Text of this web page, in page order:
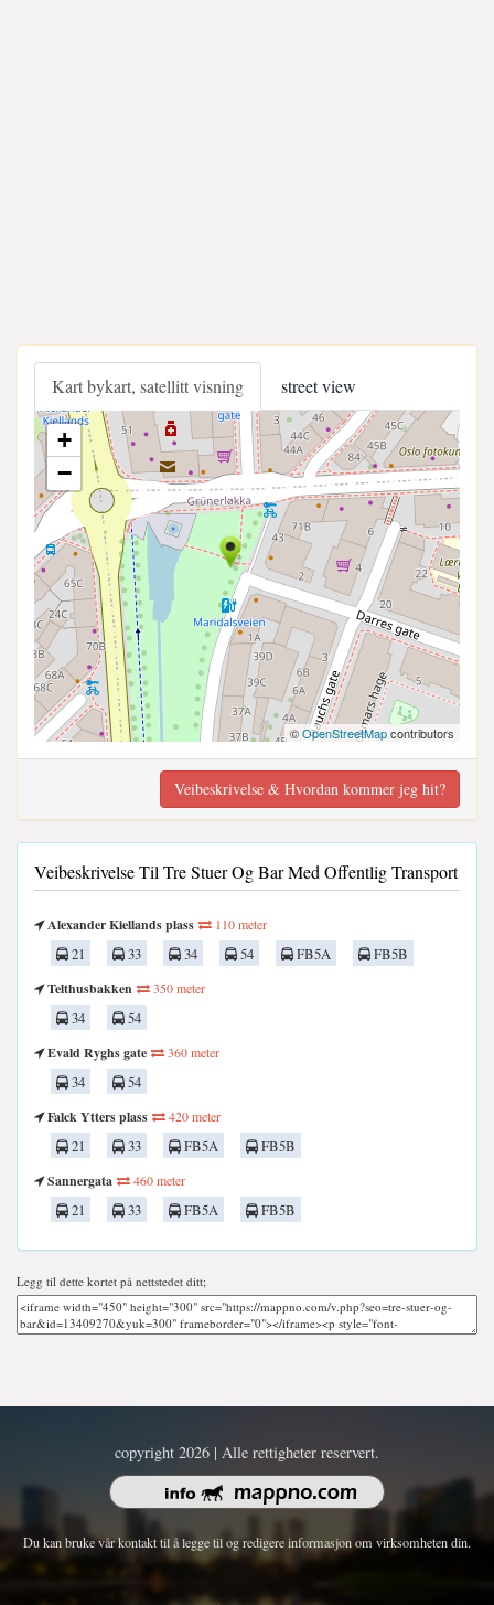
Kart bykart, satellitt visning street view
+
−
©OpenStreetMapcontributors
Veibeskrivelse & Hvordan kommer jeg hit?
Veibeskrivelse Til Tre Stuer Og Bar Med Offentlig Transport
Alexander Kiellands plass 110 meter
21 33 34 54 FB5A
FB5B
Telthusbakken
350 meter
34
54
Evald Ryghs gate
360 meter
34
54
Falck Ytters plass
420 meter
21 33 FB5A
FB5B
Sannergata
460 meter
21 33 FB5A FB5B
Legg til dette kortet på nettstedet ditt;
copyright 2026 | Alle rettigheter reservert.
Du kan bruke vår kontakt til å legge til og redigere informasjon om virksomheten din.